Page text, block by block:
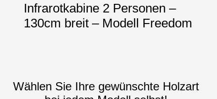
Infrarotkabine 2 Personen –
130cm breit – Modell Freedom
Wählen Sie Ihre gewünschte Holzart